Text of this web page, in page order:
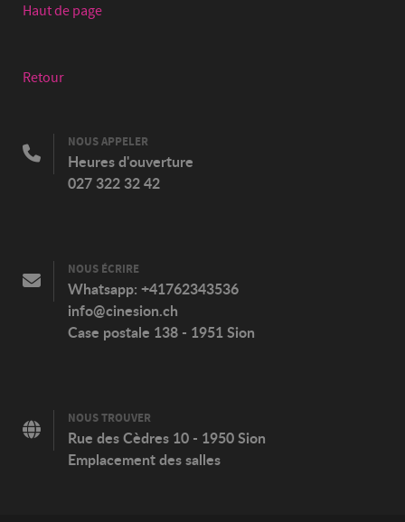
Haut de page
Retour
NOUS APPELER
Heures d'ouverture
027 322 32 42
NOUS ÉCRIRE
Whatsapp: +41762343536
info@cinesion.ch
Case postale 138 - 1951 Sion
NOUS TROUVER
Rue des Cèdres 10 - 1950 Sion
Emplacement des salles